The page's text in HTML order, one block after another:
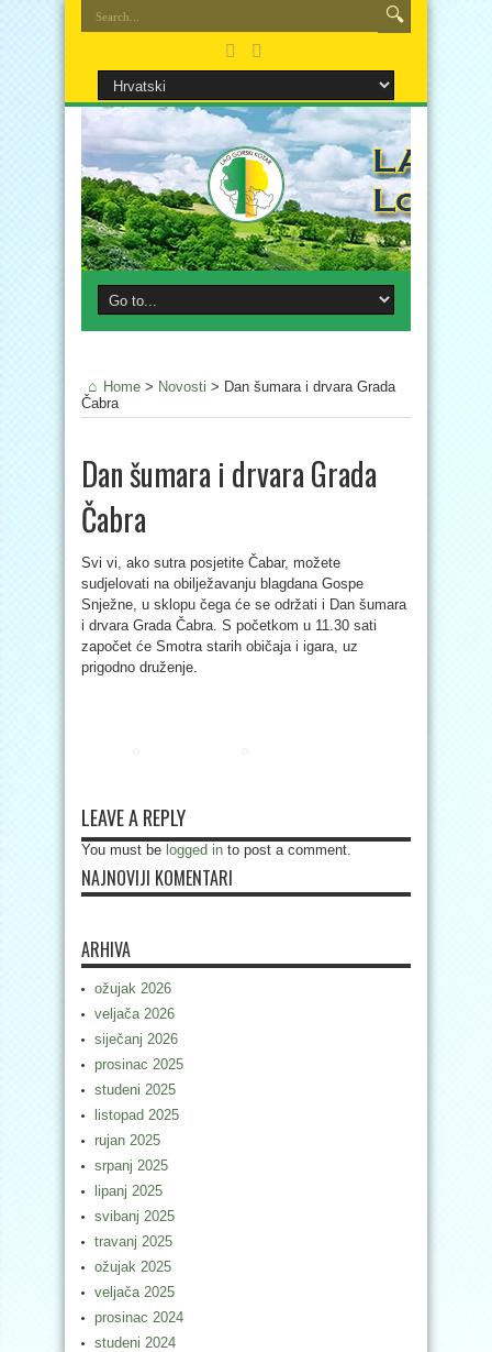
Home > Novosti > Dan šumara i drvara Grada
Čabra
Dan šumara i drvara Grada
Čabra
Svi vi, ako sutra posjetite Čabar, možete
sudjelovati na obilježavanju blagdana Gospe
Snježne, u sklopu čega će se održati i Dan šumara
i drvara Grada Čabra. S početkom u 11.30 sati
započet će Smotra starih običaja i igara, uz
prigodno druženje.
LEAVE A REPLY
You must be logged in to post a comment.
NAJNOVIJI KOMENTARI
ARHIVA
ožujak 2026
veljača 2026
siječanj 2026
prosinac 2025
studeni 2025
listopad 2025
rujan 2025
srpanj 2025
lipanj 2025
svibanj 2025
travanj 2025
ožujak 2025
veljača 2025
prosinac 2024
studeni 2024